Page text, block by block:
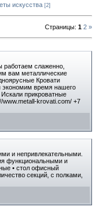
искусства [2]
Страницы: 1 2 »
работаем слаженно,
вам металлические
Кровати
экономим время нашего
прикроватные
krovati.com/ +7
и непривлекательными.
функциональными и
• стол офисный
секций, с полками,